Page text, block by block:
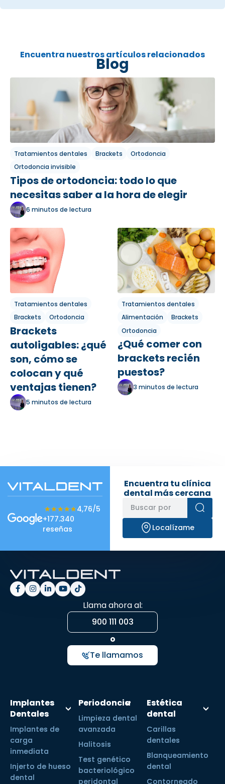
Encuentra nuestros artículos relacionados
Blog
Tratamientos dentales Brackets
Ortodoncia
Ortodoncia invisible
Tipos de ortodoncia: todo lo que
necesitas saber a la hora de elegir
6 minutos de lectura
Tratamientos dentales
Brackets
Ortodoncia
Brackets
autoligables: ¿qué
son, cómo se
colocan y qué
ventajas tienen?
5 minutos de lectura
Tratamientos dentales
Alimentación
Brackets
Ortodoncia
¿Qué comer con
brackets recién
puestos?
3 minutos de lectura
★★★★★
★★★★★4,76/5
+177.340
reseñas
Encuentra tu clínica
dental más cercana
Localízame
Llama ahora al:
900 111 003
o
Te llamamos
Implantes
Dentales
Implantes de
carga
inmediata
Injerto de hueso
dental
Periodoncia
Limpieza dental
avanzada
Halitosis
Test genético
bacteriológico
peridontal
Estética
dental
Carillas
dentales
Blanqueamiento
dental
Contorneado